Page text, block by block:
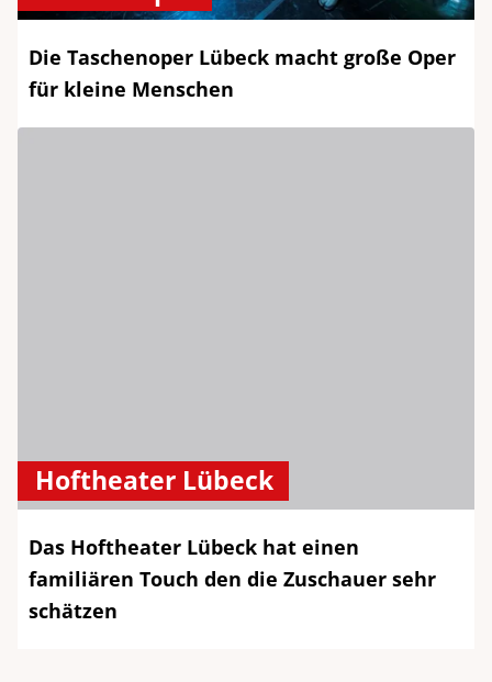
Die Taschenoper Lübeck macht große Oper
für kleine Menschen
Hoftheater Lübeck
Das Hoftheater Lübeck hat einen
familiären Touch den die Zuschauer sehr
schätzen